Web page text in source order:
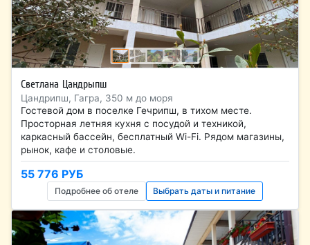
Светлана Цандрыпш
Цандрипш, Гагра, 350 м до моря
Гостевой дом в поселке Гечрипш, в тихом месте.
Просторная летняя кухня с посудой и техникой,
каркасный бассейн, бесплатный Wi-Fi. Рядом магазины,
рынок, кафе и столовые.
55 776 РУБ
Подробнее об отеле Выбрать даты и питание